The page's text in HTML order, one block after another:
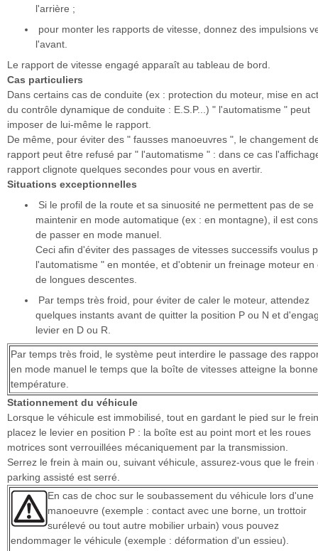
l'arrière ;
pour monter les rapports de vitesse, donnez des impulsions
l'avant.
Le rapport de vitesse engagé apparaît au tableau de bord.
Cas particuliers
Dans certains cas de conduite (ex : protection du moteur, mise en
du contrôle dynamique de conduite : E.S.P...) " l'automatisme " peut
imposer de lui-même le rapport.
De même, pour éviter des " fausses manoeuvres ", le changement
rapport peut être refusé par " l'automatisme " : dans ce cas
rapport clignote quelques secondes pour vous en avertir.
Situations exceptionnelles
Si le profil de la route et sa sinuosité ne permettent pas de se
maintenir en mode automatique (ex : en montagne), il est
de passer en mode manuel.
Ceci afin d'éviter des passages de vitesses successifs voulus
l'automatisme " en montée, et d'obtenir un freinage moteur en
de longues descentes.
Par temps très froid, pour éviter de caler le moteur, attendez
quelques instants avant de quitter la position P ou N et
levier en D ou R.
Par temps très froid, le système peut interdire le passage des
en mode manuel le temps que la boîte de vitesses atteigne la bonne
température.
Stationnement du véhicule
Lorsque le véhicule est immobilisé, tout en gardant le pied sur le
placez le levier en position P : la boîte est au point mort et les roues
motrices sont verrouillées mécaniquement par la transmission.
Serrez le frein à main ou, suivant véhicule, assurez-vous que le frein
parking assisté est serré.
En cas de choc sur le soubassement du véhicule lors d'une
manoeuvre (exemple : contact avec une borne, un trottoir
surélevé ou tout autre mobilier urbain) vous pouvez
endommager le véhicule (exemple : déformation d'un essieu).